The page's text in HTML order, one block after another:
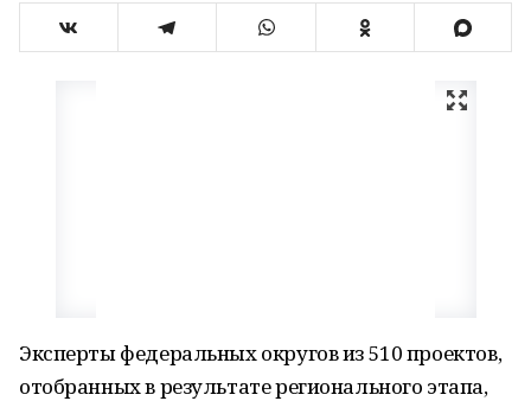
Эксперты федеральных округов из 510 проектов,
отобранных в результате регионального этапа,